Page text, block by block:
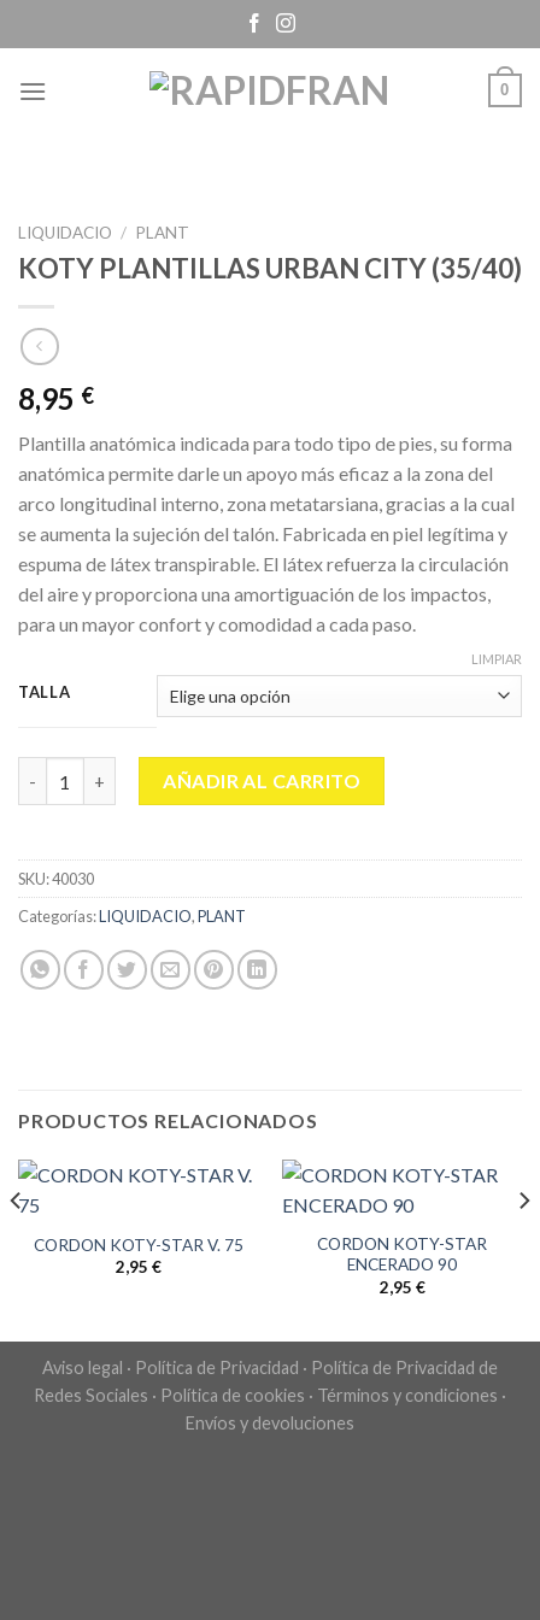
to
0
LIQUIDACIO / PLANT
KOTY PLANTILLAS URBAN CITY (35/40)
8,95 €
Plantilla anatómica indicada para todo tipo de pies, su forma
anatómica permite darle un apoyo más eficaz a la zona del
arco longitudinal interno, zona metatarsiana, gracias a la cual
se aumenta la sujeción del talón. Fabricada en piel legítima y
espuma de látex transpirable. El látex refuerza la circulación
del aire y proporciona una amortiguación de los impactos,
para un mayor confort y comodidad a cada paso.
TALLA
LIMPIAR
KOTY PLANTILLAS URBAN CITY (35/40) cantidad
AÑADIR AL CARRITO
SKU:40030
Categorías:LIQUIDACIO,PLANT
PRODUCTOS RELACIONADOS
CORDON KOTY-STAR V. 75
2,95 €
CORDON KOTY-STAR
ENCERADO 90
2,95 €
Aviso legal · Política de Privacidad · Política de Privacidad de
Redes Sociales · Política de cookies · Términos y condiciones ·
Envíos y devoluciones